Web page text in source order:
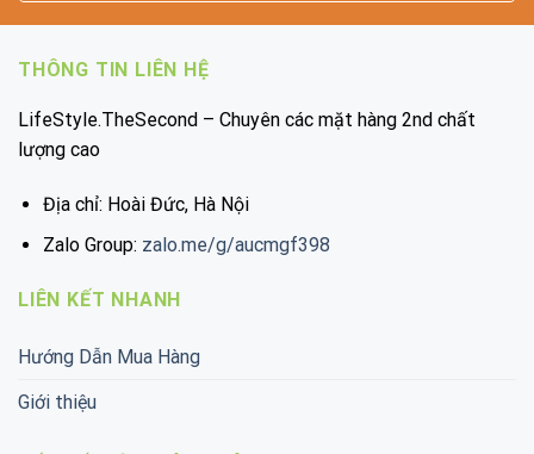
THÔNG TIN LIÊN HỆ
LifeStyle.TheSecond – Chuyên các mặt hàng 2nd chất
lượng cao
Địa chỉ: Hoài Đức, Hà Nội
Zalo Group: zalo.me/g/aucmgf398
LIÊN KẾT NHANH
Hướng Dẫn Mua Hàng
Giới thiệu